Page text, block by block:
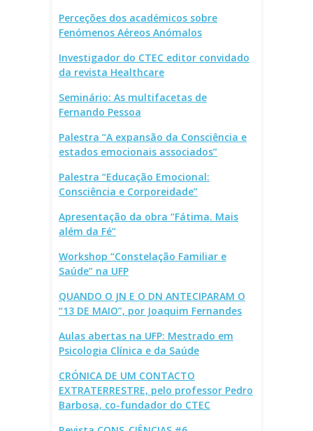
Perceções dos académicos sobre
Fenómenos Aéreos Anómalos
Investigador do CTEC editor convidado
da revista Healthcare
Seminário: As multifacetas de
Fernando Pessoa
Palestra “A expansão da Consciência e
estados emocionais associados”
Palestra “Educação Emocional:
Consciência e Corporeidade”
Apresentação da obra “Fátima. Mais
além da Fé”
Workshop “Constelação Familiar e
Saúde” na UFP
QUANDO O JN E O DN ANTECIPARAM O
“13 DE MAIO”, por Joaquim Fernandes
Aulas abertas na UFP: Mestrado em
Psicologia Clínica e da Saúde
CRÓNICA DE UM CONTACTO
EXTRATERRESTRE, pelo professor Pedro
Barbosa, co-fundador do CTEC